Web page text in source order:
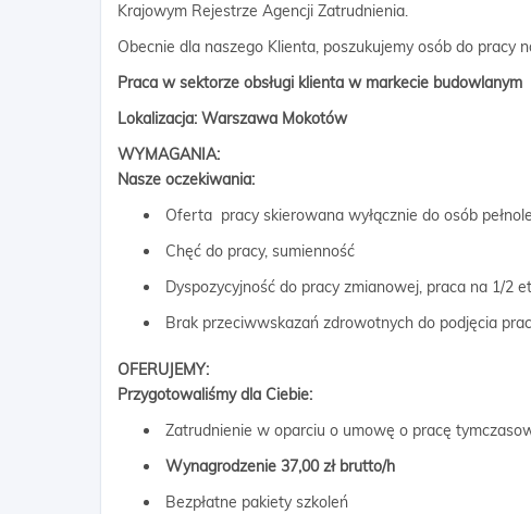
Krajowym Rejestrze Agencji Zatrudnienia.
Obecnie dla naszego Klienta, poszukujemy osób do pracy
Praca w sektorze obsługi klienta w markecie budowlanym
Lokalizacja: Warszawa Mokotów
WYMAGANIA:
Nasze oczekiwania:
Oferta pracy skierowana wyłącznie do osób
Chęć do pracy, sumienność
Dyspozycyjność do pracy zmianowej, praca na 1/2
Brak przeciwwskazań zdrowotnych do podjęcia
OFERUJEMY:
Przygotowaliśmy dla Ciebie:
Zatrudnienie w oparciu o umowę o pracę
Wynagrodzenie 37,00 zł brutto/h
Bezpłatne pakiety szkoleń